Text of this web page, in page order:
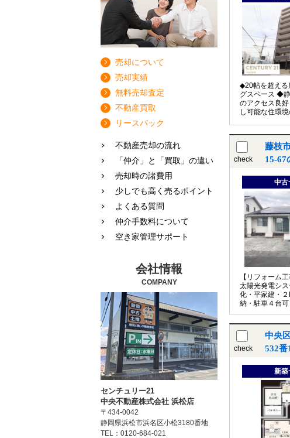
◆20帖を超える
グスペース ◆
のアクセス良
し可能な住環
check
藤枝
15-67
中古
【リフォーム
太陽光発電シ
化・平家建・
納・駐車４台
契約後の工事
check
中央
532番
新築
売却について
売却実績
無料売却査定
不動産買取
リースバック
不動産売却の流れ
「仲介」と「買取」の違い
売却時の諸費用
少しでも高く売るポイント
よくある質問
仲介手数料について
空き家管理サポート
会社情報
COMPANY
センチュリー21
中央不動産株式会社 浜松店
〒434-0042
静岡県浜松市浜名区小松3180番地
TEL：0120-684-021